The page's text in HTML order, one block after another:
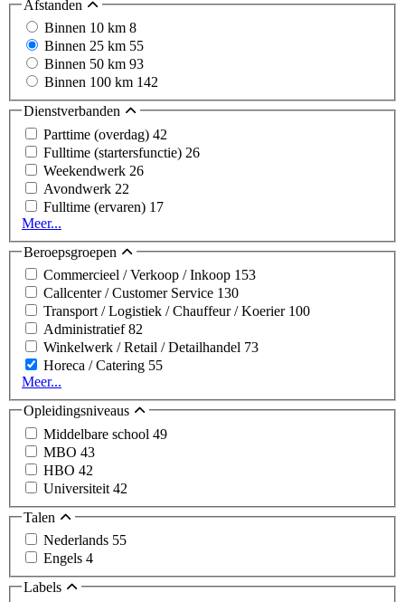
Afstanden
Binnen 10 km 8
Binnen 25 km 55
Binnen 50 km 93
Binnen 100 km 142
Dienstverbanden
Parttime (overdag) 42
Fulltime (startersfunctie) 26
Weekendwerk 26
Avondwerk 22
Fulltime (ervaren) 17
Meer...
Beroepsgroepen
Commercieel / Verkoop / Inkoop 153
Callcenter / Customer Service 130
Transport / Logistiek / Chauffeur / Koerier 100
Administratief82
Winkelwerk / Retail / Detailhandel 73
Horeca / Catering 55
Meer...
Opleidingsniveaus
Middelbare school 49
MBO 43
HBO 42
Universiteit 42
Talen
Nederlands 55
Engels 4
Labels